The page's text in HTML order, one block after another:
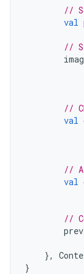
//
val
//
//
val
//
val
//
},
}